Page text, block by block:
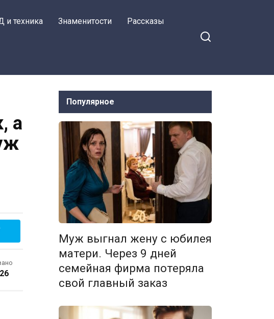
и техника Знаменитости Рассказы
а
Популярное
Муж выгнал жену с юбилея
матери. Через 9 дней
семейная фирма потеряла
свой главный заказ
судья вскрыла мой